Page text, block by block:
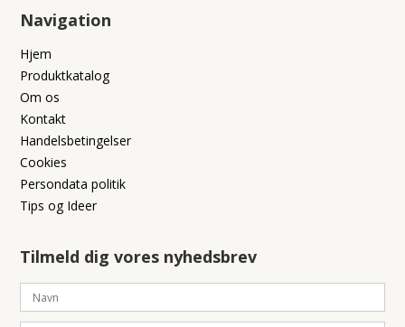
Navigation
Hjem
Produktkatalog
Om os
Kontakt
Handelsbetingelser
Cookies
Persondata politik
Tips og Ideer
Tilmeld dig vores nyhedsbrev